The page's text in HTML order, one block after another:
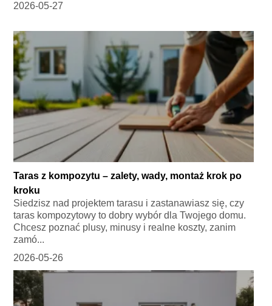
2026-05-27
Taras z kompozytu – zalety, wady, montaż krok po
kroku
Siedzisz nad projektem tarasu i zastanawiasz się, czy
taras kompozytowy to dobry wybór dla Twojego domu.
Chcesz poznać plusy, minusy i realne koszty, zanim
zamó...
2026-05-26